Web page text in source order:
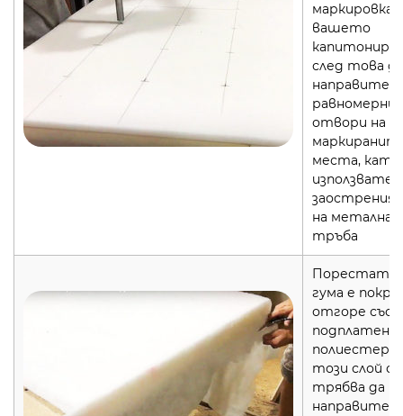
маркировка
вашето
след това да
направите
равномерни
отвори на
места, като
използвате
заострения
на метална
тръба
Порестата
гума е
отгоре със
подплатен
полиестер.
този слой
трябва да
направите